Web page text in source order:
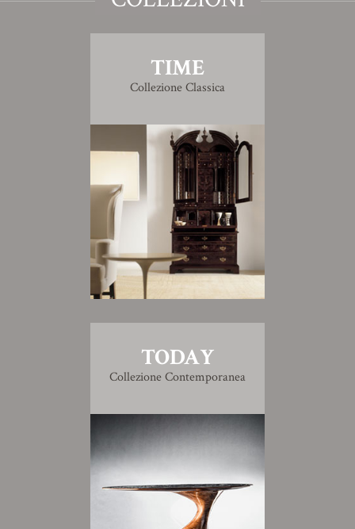
TIME
Collezione Classica
TODAY
Collezione Contemporanea